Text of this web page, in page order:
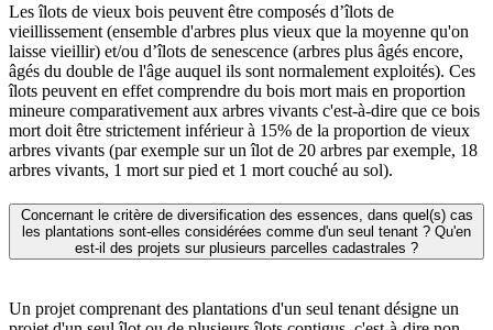
Les îlots de vieux bois peuvent être composés d’îlots de
vieillissement (ensemble d'arbres plus vieux que la moyenne qu'on
laisse vieillir) et/ou d’îlots de senescence (arbres plus âgés encore,
âgés du double de l'âge auquel ils sont normalement exploités). Ces
îlots peuvent en effet comprendre du bois mort mais en proportion
mineure comparativement aux arbres vivants c'est-à-dire que ce bois
mort doit être strictement inférieur à 15% de la proportion de vieux
arbres vivants (par exemple sur un îlot de 20 arbres par exemple, 18
arbres vivants, 1 mort sur pied et 1 mort couché au sol).
Concernant le critère de diversification des essences, dans quel(s) cas
les plantations sont-elles considérées comme d'un seul tenant ? Qu'en
est-il des projets sur plusieurs parcelles cadastrales ?
Un projet comprenant des plantations d'un seul tenant désigne un